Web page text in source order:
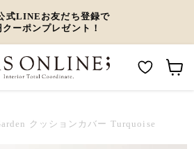
式LINEお友だち登録で
ーポンプレゼント！
W
を
クッションカバー Turquoise